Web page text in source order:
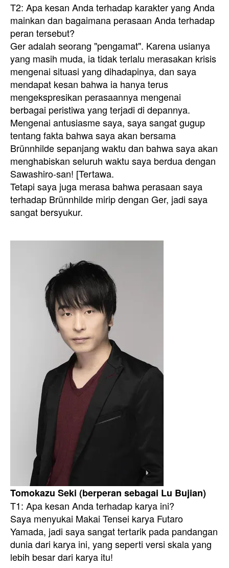
T2: Apa kesan Anda terhadap karakter yang Anda
mainkan dan bagaimana perasaan Anda terhadap
peran tersebut?
Ger adalah seorang "pengamat". Karena usianya
yang masih muda, ia tidak terlalu merasakan krisis
mengenai situasi yang dihadapinya, dan saya
mendapat kesan bahwa ia hanya terus
mengekspresikan perasaannya mengenai
berbagai peristiwa yang terjadi di depannya.
Mengenai antusiasme saya, saya sangat gugup
tentang fakta bahwa saya akan bersama
Brünnhilde sepanjang waktu dan bahwa saya akan
menghabiskan seluruh waktu saya berdua dengan
Sawashiro-san! [Tertawa.
Tetapi saya juga merasa bahwa perasaan saya
terhadap Brünnhilde mirip dengan Ger, jadi saya
sangat bersyukur.
Tomokazu Seki (berperan sebagai Lu Bujian)
T1: Apa kesan Anda terhadap karya ini?
Saya menyukai Makai Tensei karya Futaro
Yamada, jadi saya sangat tertarik pada pandangan
dunia dari karya ini, yang seperti versi skala yang
lebih besar dari karya itu!